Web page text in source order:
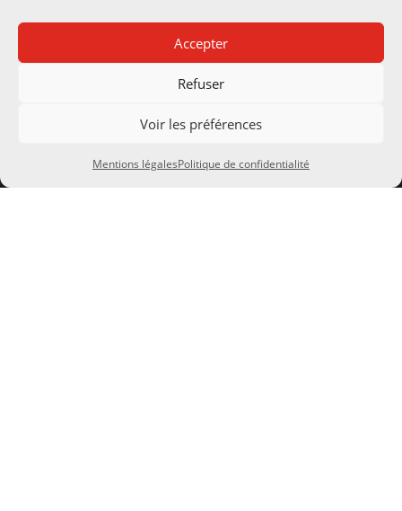
Accepter
Refuser
Voir les préférences
Mentions légalesPolitique de confidentialité
8 Rue de la Gare